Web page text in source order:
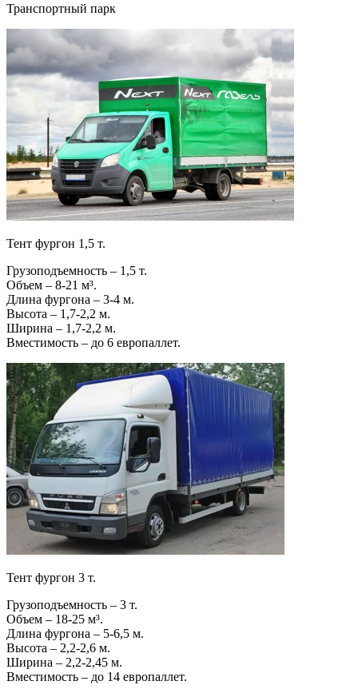
Транспортный парк
Тент фургон 1,5 т.
Грузоподъемность – 1,5 т.
Объем – 8-21 м³.
Длина фургона – 3-4 м.
Высота – 1,7-2,2 м.
Ширина – 1,7-2,2 м.
Вместимость – до 6 европаллет.
Тент фургон 3 т.
Грузоподъемность – 3 т.
Объем – 18-25 м³.
Длина фургона – 5-6,5 м.
Высота – 2,2-2,6 м.
Ширина – 2,2-2,45 м.
Вместимость – до 14 европаллет.